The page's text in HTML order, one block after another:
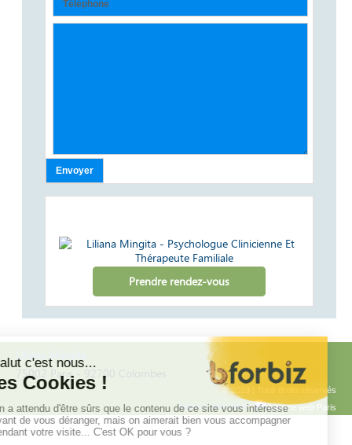
Prendre rendez-vous
Liliana Mingita
75002 Paris - 92700 Colombes
© 2013 | Tous droits réservés
Agence web Paris: